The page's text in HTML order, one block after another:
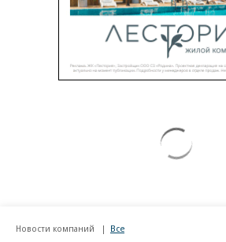
Новости компаний Все